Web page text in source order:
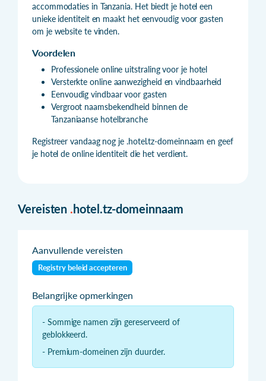
accommodaties in Tanzania. Het biedt je hotel een
unieke identiteit en maakt het eenvoudig voor gasten
om je website te vinden.
Voordelen
Professionele online uitstraling voor je hotel
Versterkte online aanwezigheid en vindbaarheid
Eenvoudig vindbaar voor gasten
Vergroot naamsbekendheid binnen de
Tanzaniaanse hotelbranche
Registreer vandaag nog je .hotel.tz-domeinnaam en geef
je hotel de online identiteit die het verdient.
Vereisten .hotel.tz-domeinnaam
Aanvullende vereisten
Registry beleid accepteren
Belangrijke opmerkingen
- Sommige namen zijn gereserveerd of
geblokkeerd.
- Premium-domeinen zijn duurder.